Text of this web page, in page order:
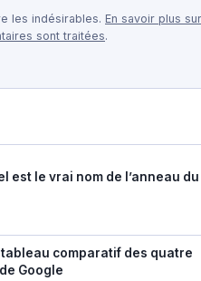
les indésirables. En savoir plus
sont traitées.
est le vrai nom de l’anneau
tableau comparatif des quatre
Google